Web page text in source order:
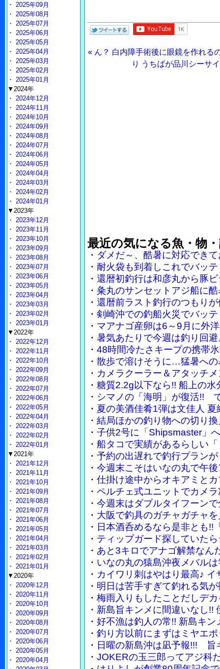
« ん？ 白内障手術後に眼鏡を作れ
り うちばが品川シーサ
最近の気になる魚・物
・ ダメだ～、酷暑に対応でき
・ 耐火袋も到着しこれでバッ
・ 還暦初釣行は和彦丸から豚
・ 粂丸のサンセットアジ船に
・ 還暦前ラスト釣行のつもり
・ 剣崎沖での釣船火災でバッ
・ マアナゴ産卵は6～9月に外
・ 暑気あたりで今週は釣り回
・ 48時間冷たさキープの携帯
・ 散歩で溶けそうに…猛暑へ
・ カメラクーラー＆アタッチ
・ 糖質2.2g以下なら!! 船上の
・ シマノの「海明」が復活!!
・ 夏の美酒佳肴1弾は文佳人
・ 結局ほかの釣り物への切り
・ 子供2号に「Shipsmaster」
・ 船タコで実績があるらしい
・ 予約の出遅れで釣行プラン
・ 今週末こそはいなの丸で午
・ 仕掛け途中からオキアミと
・ ペルチェ式ユニットでカメ
・ 今週末はダブルタイフーン
・ 大阪で釣具のガチャガチャ
・ 日本酒呑めるなら是非とも!!
・ ティップガード探していた
・ あと3キロでアナゴ解禁なん
・ いなの丸の猿島沖夜メバル
・ カイワリ刺はやはり最高♪
・ 明日は苦手すぎて釣れる気
・ 梅雨入りもしたことだしデ
・ 新島旨キンメに間違いなし!!
・ 好不漁は釣人の常!! 新島キ
・ 釣り方以前にまずはミヤエ
・ 日曜の新島沖は凪予報!!! 旨
・ JOKERの玉三郎ってアジ科
・ 2025年09月
・ 2025年08月
・ 2025年07月
・ 2025年06月
・ 2025年05月
・ 2025年04月
・ 2025年03月
・ 2025年02月
・ 2025年01月
▼2024年
・ 2024年12月
・ 2024年11月
・ 2024年10月
・ 2024年09月
・ 2024年08月
・ 2024年07月
・ 2024年06月
・ 2024年05月
・ 2024年04月
・ 2024年03月
・ 2024年02月
・ 2024年01月
▼2023年
・ 2023年12月
・ 2023年11月
・ 2023年10月
・ 2023年09月
・ 2023年08月
・ 2023年07月
・ 2023年06月
・ 2023年05月
・ 2023年04月
・ 2023年03月
・ 2023年02月
・ 2023年01月
▼2022年
・ 2022年12月
・ 2022年11月
・ 2022年10月
・ 2022年09月
・ 2022年08月
・ 2022年07月
・ 2022年06月
・ 2022年05月
・ 2022年04月
・ 2022年03月
・ 2022年02月
・ 2022年01月
▼2021年
・ 2021年12月
・ 2021年11月
・ 2021年10月
・ 2021年09月
・ 2021年08月
・ 2021年07月
・ 2021年06月
・ 2021年05月
・ 2021年04月
・ 2021年03月
・ 2021年02月
・ 2021年01月
▼2020年
・ 2020年12月
・ 2020年11月
・ 2020年10月
・ 2020年09月
・ 2020年08月
・ 2020年07月
・ 2020年06月
・ 2020年05月
・ 2020年04月